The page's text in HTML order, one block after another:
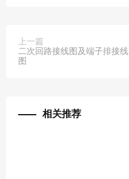
上一篇
二次回路接线图及端子排接线
图
相关推荐